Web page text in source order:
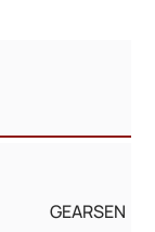
GEARSEN